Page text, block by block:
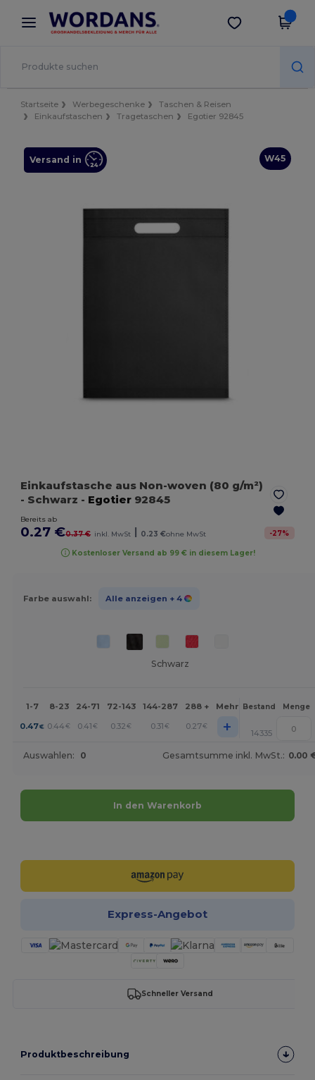
× Wordans App
Bessere Preise in der App!
App holen
Startseite Werbegeschenke
Taschen & Reisen
Einkaufstaschen
Tragetaschen Egotier 92845
W45
Versand in
Einkaufstasche aus Non-woven (80 g/m²)
- Schwarz - Egotier 92845
Bereits ab
0.27 €0.37 € inkl. MwSt | 0.23 €ohne MwSt -27%
Kostenloser Versand ab 99 € in diesem Lager!
Farbe auswahl: Alle anzeigen + 4
Schwarz
1-7 8-23 24-71 72-143 144-287 288 + Mehr Bestand Menge
0.47€ 0.44 € 0.41 € 0.32 € 0.31 € 0.27€ + 14335
Auswahlen: 0 Gesamtsumme inkl. MwSt.: 0.00
In den Warenkorb
Express-Angebot
Schneller Versand
Produktbeschreibung